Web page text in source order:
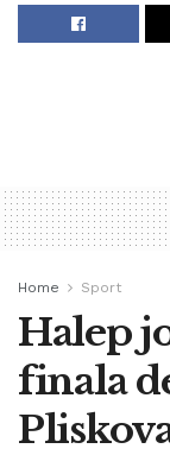
Home Sport
Halep
finala